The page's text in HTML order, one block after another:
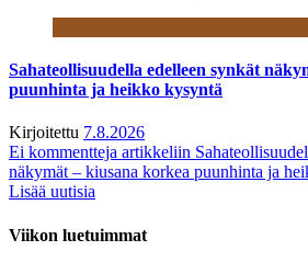
Sahateollisuudella edelleen synkät
puunhinta ja heikko kysyntä
Kirjoitettu 7.8.2026
Ei kommentteja artikkeliin
näkymät – kiusana korkea puunhinta ja
Lisää uutisia
Viikon luetuimmat